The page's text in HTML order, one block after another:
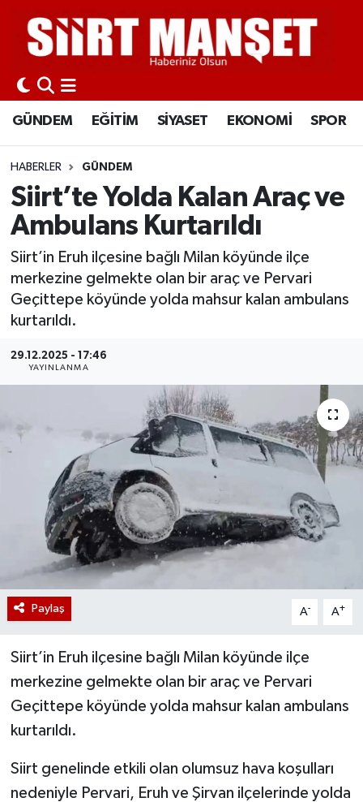
GÜNDEM EĞİTİM SİYASET EKONOMİ SPOR
HABERLER GÜNDEM
Siirt’te Yolda Kalan Araç ve
Ambulans Kurtarıldı
Siirt’in Eruh ilçesine bağlı Milan köyünde ilçe
merkezine gelmekte olan bir araç ve Pervari
Geçittepe köyünde yolda mahsur kalan ambulans
kurtarıldı.
29.12.2025 - 17:46
YAYINLANMA
Paylaş A- A+
Siirt’in Eruh ilçesine bağlı Milan köyünde ilçe
merkezine gelmekte olan bir araç ve Pervari
Geçittepe köyünde yolda mahsur kalan ambulans
kurtarıldı.
Siirt genelinde etkili olan olumsuz hava koşulları
nedeniyle Pervari, Eruh ve Şirvan ilçelerinde yolda
GÜNDEM
EĞİTİM
SİYASET
EKONOMİ
SPOR
KÜLTÜR-SANAT
SAĞLIK-YAŞAM
Siirt Nöbetçi Eczaneler
Siirt Hava Durumu
Siirt Namaz Vakitleri
Siirt Trafik Yoğunluk Haritası
Süper Lig Puan Durumu ve Fikstür
Tüm Manşetler
Son Dakika Haberleri
Haber Arşivi